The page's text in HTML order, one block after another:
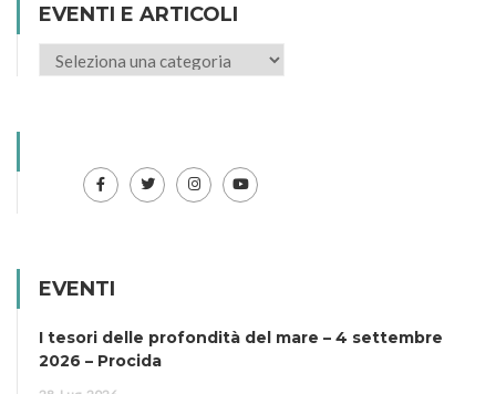
EVENTI E ARTICOLI
EVENTI
I tesori delle profondità del mare – 4 settembre
2026 – Procida